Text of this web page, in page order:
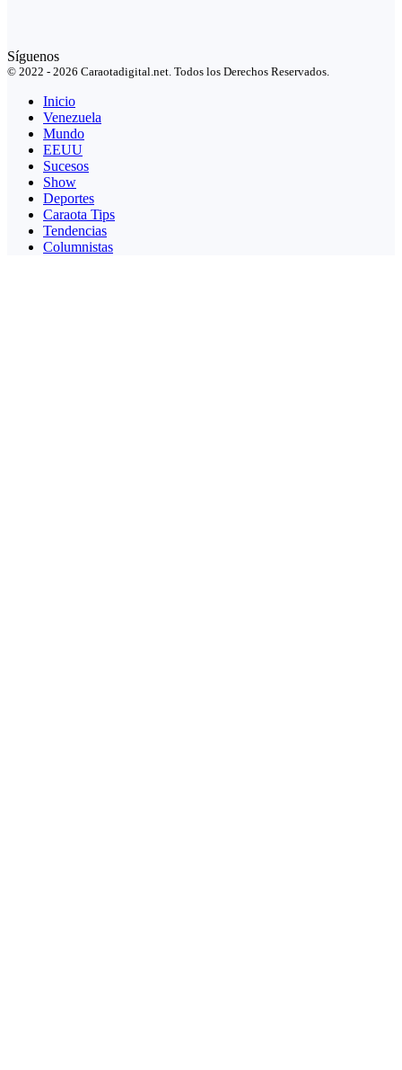
Síguenos
© 2022 - 2026 Caraotadigital.net. Todos los Derechos Reservados.
Inicio
Venezuela
Mundo
EEUU
Sucesos
Show
Deportes
Caraota Tips
Tendencias
Columnistas